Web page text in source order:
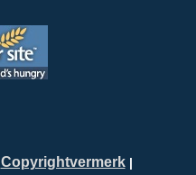
Copyrightvermerk|